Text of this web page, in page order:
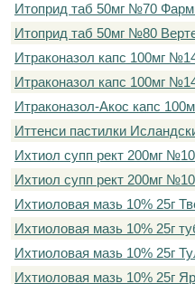
Итоприд таб 50мг №70
Итоприд таб 50мг №80
Итраконазол капс 100мг
Итраконазол капс 100мг
Итраконазол-Акос капс
Иттенси пастилки
Ихтиол супп рект 200мг
Ихтиол супп рект 200мг
Ихтиоловая мазь 10% 25г
Ихтиоловая мазь 10% 25г
Ихтиоловая мазь 10% 25г
Ихтиоловая мазь 10% 25г